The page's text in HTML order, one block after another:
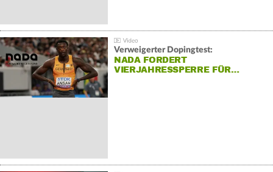
Verweigerter Dopingtest:
NADA FORDERT
VIERJAHRESSPERRE FÜR…